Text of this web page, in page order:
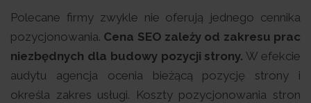
Polecane firmy zwykle nie oferują jednego cennika
pozycjonowania. Cena SEO zależy od zakresu prac
niezbędnych dla budowy pozycji strony. W efekcie
audytu agencja ocenia bieżącą pozycję strony i
określa zakres usługi. Koszty pozycjonowania stron